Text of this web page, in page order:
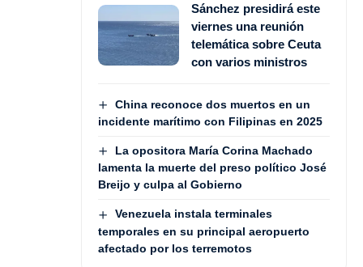
Sánchez presidirá este
viernes una reunión
telemática sobre Ceuta
con varios ministros
China reconoce dos muertos en un
incidente marítimo con Filipinas en 2025
La opositora María Corina Machado
lamenta la muerte del preso político José
Breijo y culpa al Gobierno
Venezuela instala terminales
temporales en su principal aeropuerto
afectado por los terremotos